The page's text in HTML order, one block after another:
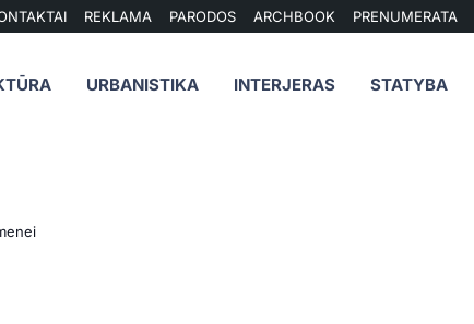
REKLAMA PARODOS ARCHBOOK PRENUMERATA
URBANISTIKA INTERJERAS STATYBA